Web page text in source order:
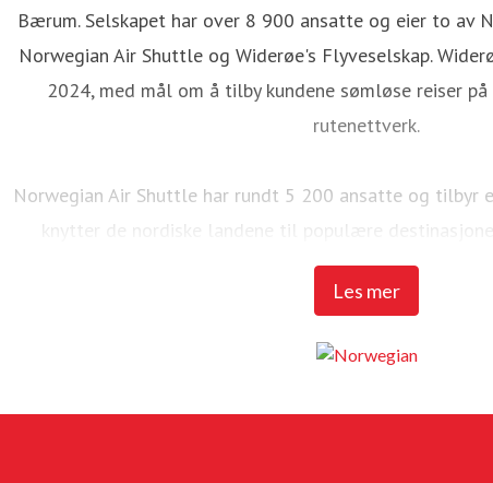
Les mer
Bærum. Selskapet har over 8 900 ansatte og eier to av
Norwegian Air Shuttle og Widerøe's Flyveselskap.
2024, med mål om å tilby kundene sømløse reiser
rutenettverk.
Norwegian Air Shuttle har rundt 5 200 ansatte og tilbyr
knytter de nordiske landene til populære
Norwegian over 23 millioner passasjerer og en flåte på
MAX 8-fly.
Widerøe's Flyveselskap er Norges eldste flyselskap, og